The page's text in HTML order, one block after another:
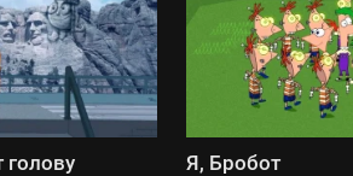
голову Я, Бробот